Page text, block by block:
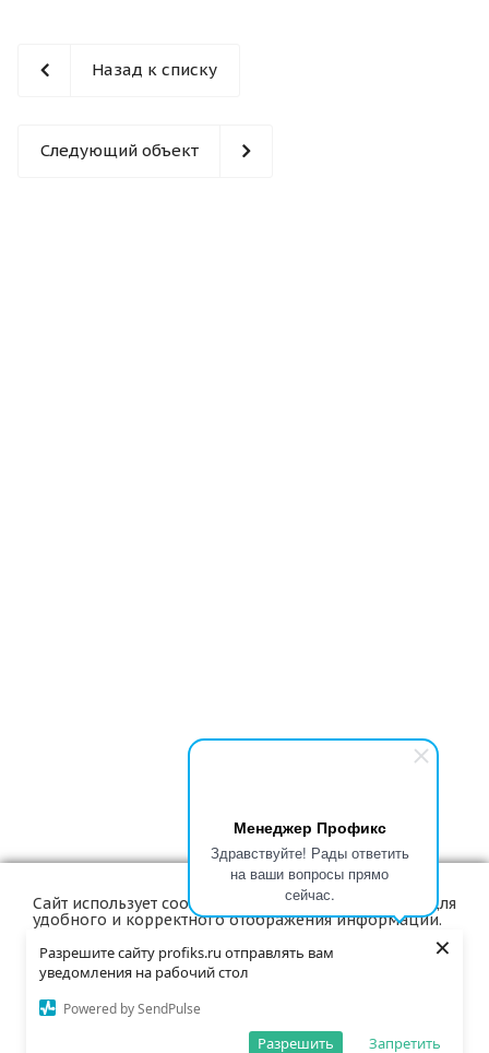
Разрешите сайту profiks.ru отправлять вам
уведомления на рабочий стол
Powered by SendPulse
Запретить
Разрешить
×
Менеджер Профикс
Здравствуйте! Рады ответить
на ваши вопросы прямо
сейчас.
Назад к списку
Следующий объект
Компания
Сайт использует cookie и аналогичные технологии для
удобного и корректного отображения информации.
использованием.